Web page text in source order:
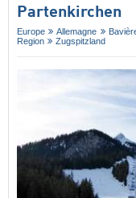
Partenkirchen
Europe Allemagne
Region
Zugspitzland